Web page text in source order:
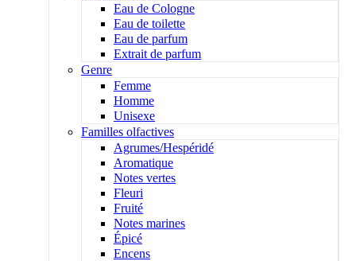
Eau de Cologne
Eau de toilette
Eau de parfum
Extrait de parfum
Genre
Femme
Homme
Unisexe
Familles olfactives
Agrumes/Hespéridé
Aromatique
Notes vertes
Fleuri
Fruité
Notes marines
Épicé
Encens